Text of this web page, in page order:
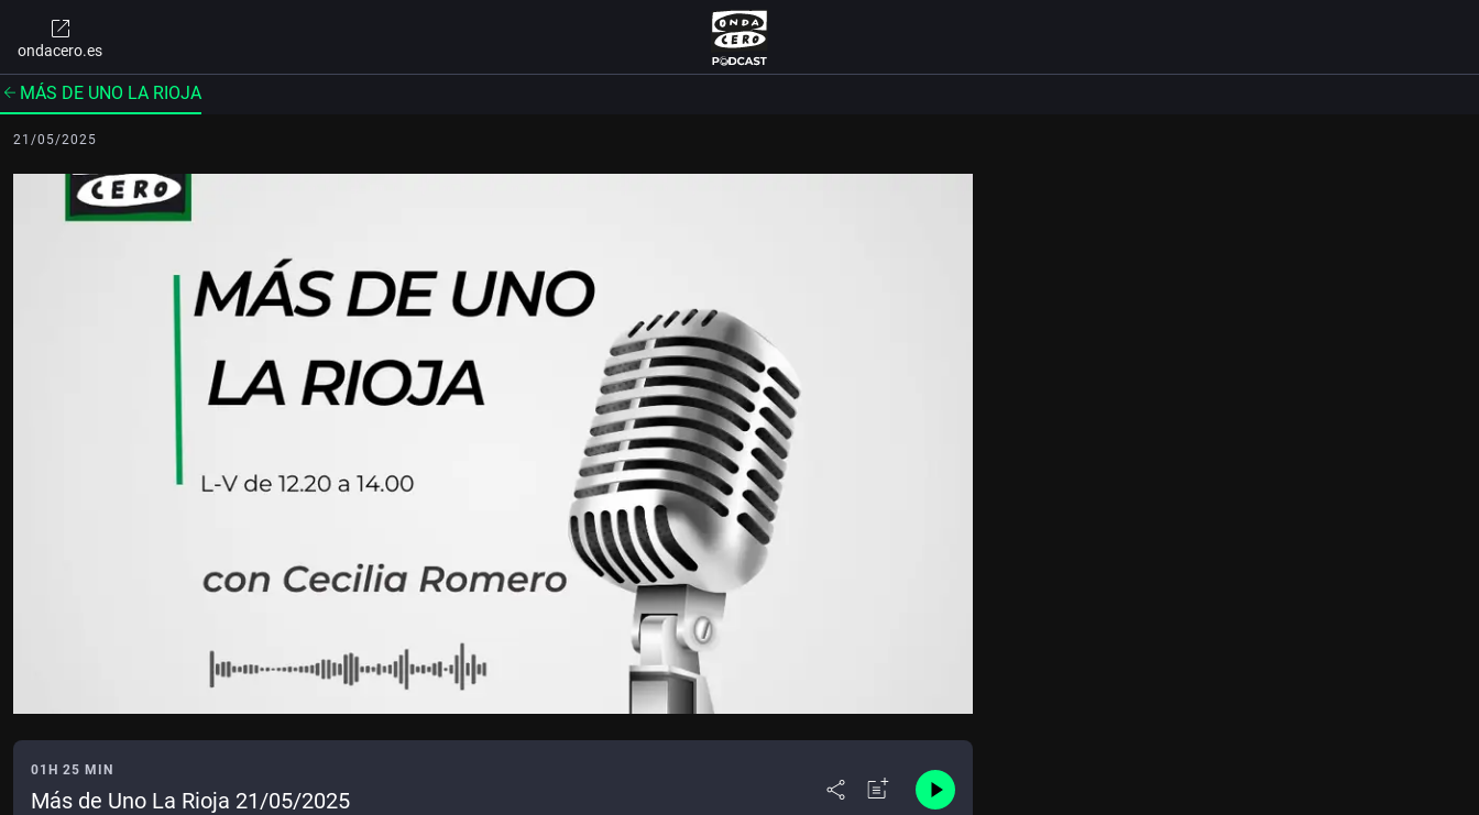
ondacero.es
MÁS DE UNO LA RIOJA
21/05/2025
01H 25 MIN
Más de Uno La Rioja 21/05/2025